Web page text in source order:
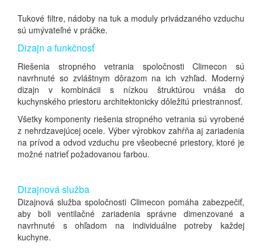
Tukové filtre, nádoby na tuk a moduly privádzaného vzduchu
sú umývateľné v práčke.
Dizajn a funkčnosť
Riešenia stropného vetrania spoločnosti Climecon sú
navrhnuté so zvláštnym dôrazom na ich vzhľad. Moderný
dizajn v kombinácii s nízkou štruktúrou vnáša do
kuchynského priestoru architektonicky dôležitú priestrannosť.
Všetky komponenty riešenia stropného vetrania sú vyrobené
z nehrdzavejúcej ocele. Výber výrobkov zahŕňa aj zariadenia
na prívod a odvod vzduchu pre všeobecné priestory, ktoré je
možné natrieť požadovanou farbou.
Dizajnová služba
Dizajnová služba spoločnosti Climecon pomáha zabezpečiť,
aby boli ventilačné zariadenia správne dimenzované a
navrhnuté s ohľadom na individuálne potreby každej
kuchyne.